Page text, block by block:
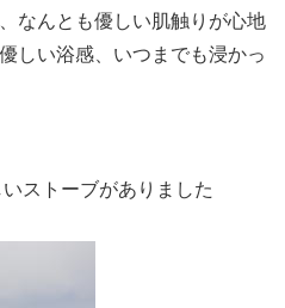
なんとも優しい肌触りが心地
しい浴感、いつまでも浸かっ
ストーブがありました